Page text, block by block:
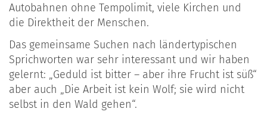
Autobahnen ohne Tempolimit, viele Kirchen und
die Direktheit der Menschen.
Das gemeinsame Suchen nach ländertypischen
Sprichworten war sehr interessant und wir haben
gelernt: „Geduld ist bitter – aber ihre Frucht ist süß“
aber auch „Die Arbeit ist kein Wolf; sie wird nicht
selbst in den Wald gehen“.